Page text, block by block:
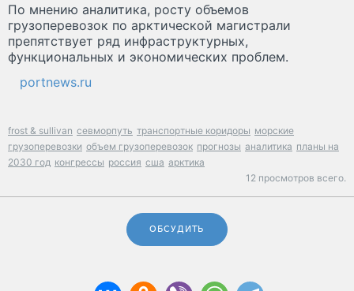
По мнению аналитика, росту объемов
грузоперевозок по арктической магистрали
препятствует ряд инфраструктурных,
функциональных и экономических проблем.
portnews.ru
frost & sullivan севморпуть транспортные коридоры морские
грузоперевозки объем грузоперевозок прогнозы аналитика планы на
2030 год конгрессы россия сша арктика
12 просмотров всего.
ОБСУДИТЬ